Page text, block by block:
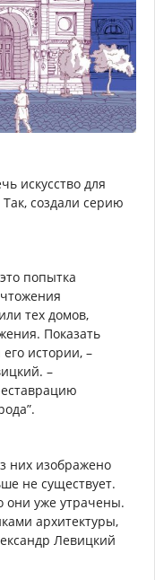
искусство для
создали серию
попытка
тех домов,
Показать
истории, –
–
них изображено
не существует.
они уже утрачены.
архитектуры,
Левицкий